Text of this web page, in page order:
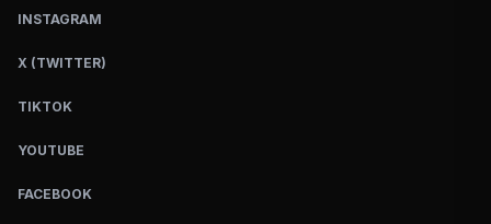
INSTAGRAM
X (TWITTER)
TIKTOK
YOUTUBE
FACEBOOK